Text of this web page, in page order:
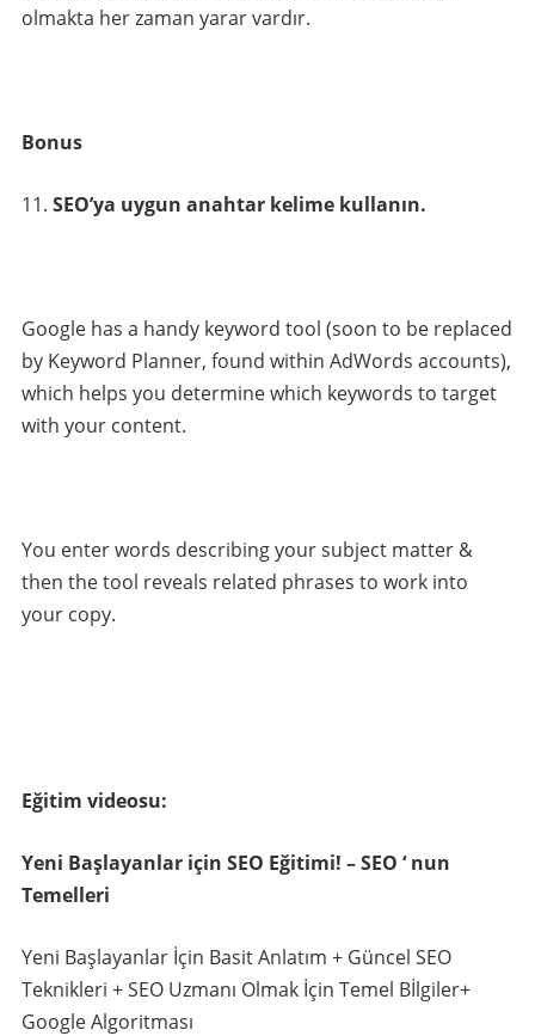
olmakta her zaman yarar vardır.
Bonus
SEO’ya uygun anahtar kelime kullanın.
Google has a handy keyword tool (soon to be replaced
by Keyword Planner, found within AdWords accounts),
which helps you determine which keywords to target
with your content.
You enter words describing your subject matter &
then the tool reveals related phrases to work into
your copy.
Eğitim videosu:
Yeni Başlayanlar için SEO Eğitimi! – SEO ‘ nun
Temelleri
Yeni Başlayanlar İçin Basit Anlatım + Güncel SEO
Teknikleri + SEO Uzmanı Olmak İçin Temel Bİlgiler+
Google Algoritması